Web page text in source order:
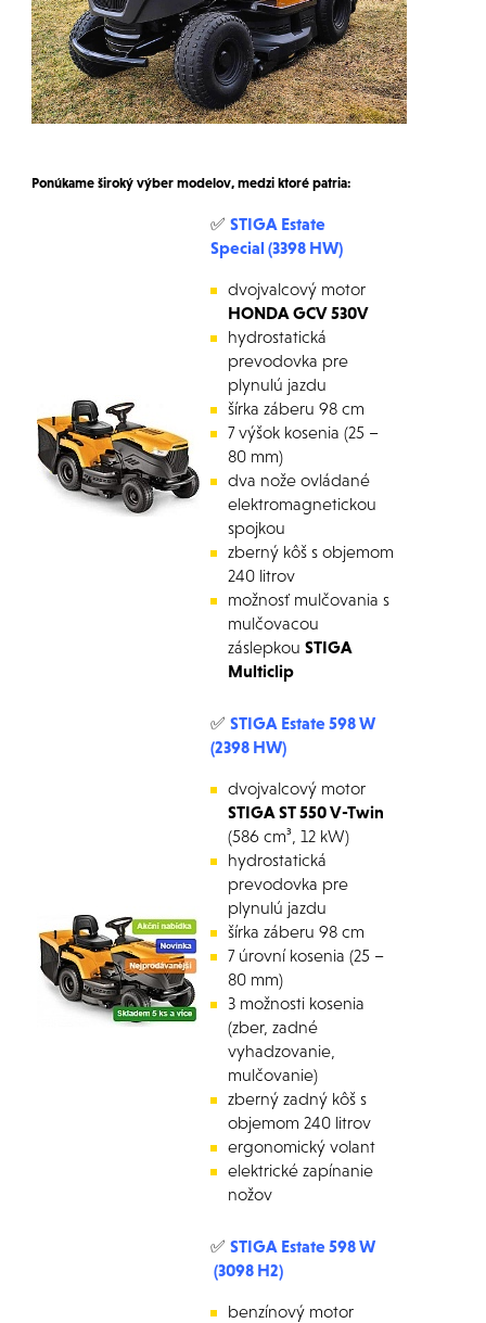
Ponúkame široký výber modelov, medzi ktoré patria:
✅ STIGA Estate
Special (3398 HW)
dvojvalcový motor
HONDA GCV 530V
hydrostatická
prevodovka pre
plynulú jazdu
šírka záberu 98 cm
7 výšok kosenia (25 –
80 mm)
dva nože ovládané
elektromagnetickou
spojkou
zberný kôš s objemom
240 litrov
možnosť mulčovania s
mulčovacou
záslepkou STIGA
Multiclip
✅ STIGA Estate 598 W
(2398 HW)
dvojvalcový motor
STIGA ST 550 V-Twin
(586 cm³, 12 kW)
hydrostatická
prevodovka pre
plynulú jazdu
šírka záberu 98 cm
7 úrovní kosenia (25 –
80 mm)
3 možnosti kosenia
(zber, zadné
vyhadzovanie,
mulčovanie)
zberný zadný kôš s
objemom 240 litrov
ergonomický volant
elektrické zapínanie
nožov
✅ STIGA Estate 598 W
(3098 H2)
benzínový motor